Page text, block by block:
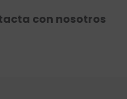
con nosotros